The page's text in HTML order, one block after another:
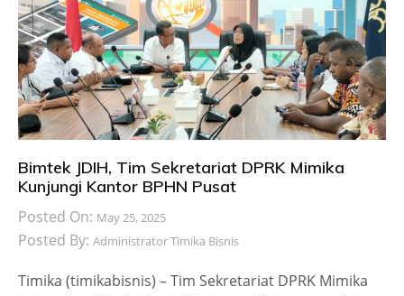
Bimtek JDIH, Tim Sekretariat DPRK Mimika
Kunjungi Kantor BPHN Pusat
Posted On: May 25, 2025
Posted By: Administrator Timika Bisnis
Timika (timikabisnis) – Tim Sekretariat DPRK Mimika